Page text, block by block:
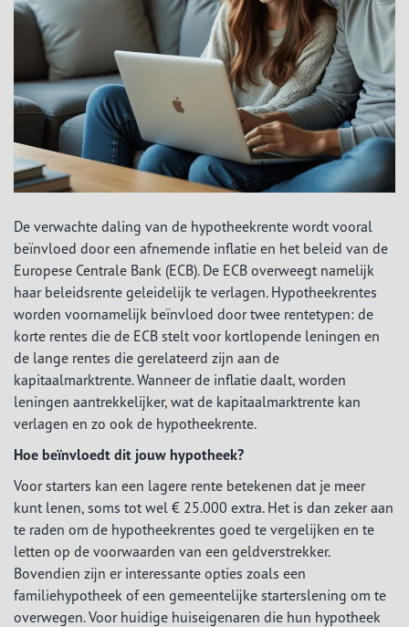
De verwachte daling van de hypotheekrente wordt vooral
beïnvloed door een afnemende inflatie en het beleid van de
Europese Centrale Bank (ECB). De ECB overweegt namelijk
haar beleidsrente geleidelijk te verlagen. Hypotheekrentes
worden voornamelijk beïnvloed door twee rentetypen: de
korte rentes die de ECB stelt voor kortlopende leningen en
de lange rentes die gerelateerd zijn aan de
kapitaalmarktrente. Wanneer de inflatie daalt, worden
leningen aantrekkelijker, wat de kapitaalmarktrente kan
verlagen en zo ook de hypotheekrente.
Hoe beïnvloedt dit jouw hypotheek?
Voor starters kan een lagere rente betekenen dat je meer
kunt lenen, soms tot wel € 25.000 extra. Het is dan zeker aan
te raden om de hypotheekrentes goed te vergelijken en te
letten op de voorwaarden van een geldverstrekker.
Bovendien zijn er interessante opties zoals een
familiehypotheek of een gemeentelijke starterslening om te
overwegen. Voor huidige huiseigenaren die hun hypotheek